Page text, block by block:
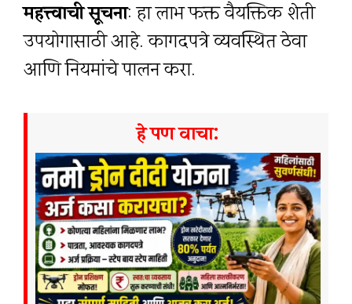
महत्त्वाची सूचना: हा लाभ फक्त वैयक्तिक शेती
उपयोगासाठी आहे. कागदपत्रे व्यवस्थित ठेवा
आणि नियमांचे पालन करा.
हे पण वाचा: